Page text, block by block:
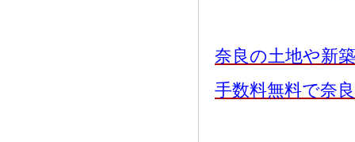
奈良の土地や新
手数料無料で奈